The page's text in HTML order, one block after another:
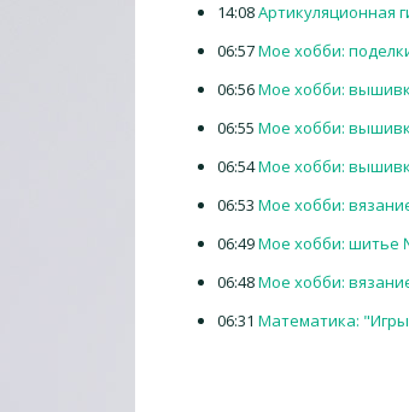
14:08Артикуляционная
06:57Мое хобби:
06:56Мое хобби:
06:55 Мое хобби:
06:54Мое хобби:
06:53 Мое хобби:
06:49Мое хобби: шитье
06:48Мое хобби:
06:31 Математика: